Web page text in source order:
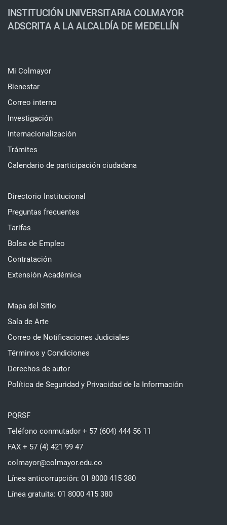
INSTITUCIÓN UNIVERSITARIA COLMAYOR
ADSCRITA A LA ALCALDÍA DE MEDELLÍN
Mi Colmayor
Bienestar
Correo interno
Investigación
Internacionalización
Trámites
Calendario de participación ciudadana
Directorio Institucional
Preguntas frecuentes
Tarifas
Bolsa de Empleo
Contratación
Extensión Académica
Mapa del Sitio
Sala de Arte
Correo de Notificaciones Judiciales
Términos y Condiciones
Derechos de autor
Política de Seguridad y Privacidad de la Información
PQRSF
Teléfono conmutador + 57 (604) 444 56 11
FAX + 57 (4) 421 99 47
colmayor@colmayor.edu.co
Línea anticorrupción: 01 8000 415 380
Línea gratuita: 01 8000 415 380